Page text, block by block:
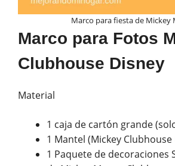
Marco para fiesta de Mickey
Marco para Fotos
Clubhouse Disney
Material
1 caja de cartón grande
1 Mantel (Mickey Clubhouse
1 Paquete de decoraciones